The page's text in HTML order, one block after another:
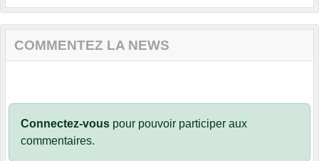
COMMENTEZ LA NEWS
Connectez-vous pour pouvoir participer aux
commentaires.